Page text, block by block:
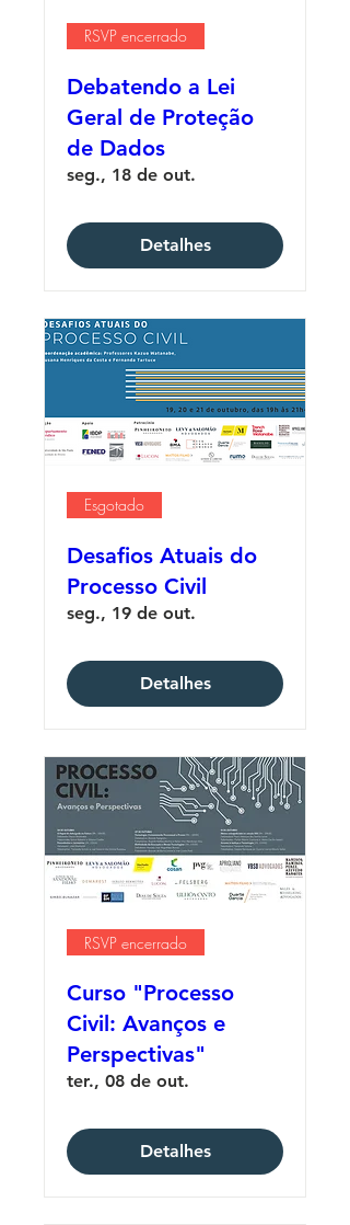
RSVP encerrado
Debatendo a Lei
Geral de Proteção
de Dados
seg., 18 de out.
Detalhes
Esgotado
Desafios Atuais do
Processo Civil
seg., 19 de out.
Detalhes
RSVP encerrado
Curso "Processo
Civil: Avanços e
Perspectivas"
ter., 08 de out.
Detalhes